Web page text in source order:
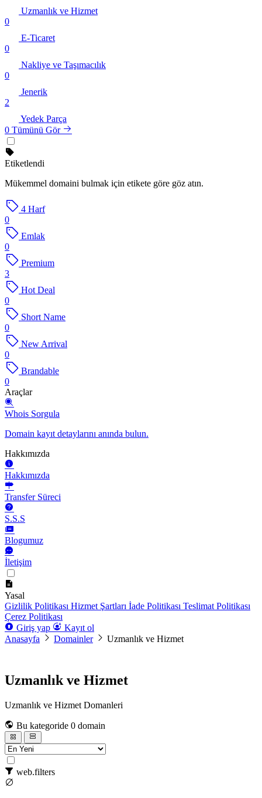
Uzmanlık ve Hizmet
0
E-Ticaret
0
Nakliye ve Taşımacılık
0
Jenerik
2
Yedek Parça
0 Tümünü Gör
Etiketlendi
Mükemmel domaini bulmak için etikete göre göz atın.
4 Harf
0
Emlak
0
Premium
3
Hot Deal
0
Short Name
0
New Arrival
0
Brandable
0
Araçlar
Whois Sorgula
Domain kayıt detaylarını anında bulun.
Hakkımızda
Hakkımızda
Transfer Süreci
S.S.S
Blogumuz
İletişim
Yasal
Gizlilik Politikası Hizmet Şartları İade Politikası Teslimat Politikası
Çerez Politikası
Giriş yap
Kayıt ol
Anasayfa
Domainler Uzmanlık ve Hizmet
Uzmanlık ve Hizmet
Uzmanlık ve Hizmet Domanleri
Bu kategoride 0 domain
web.filters